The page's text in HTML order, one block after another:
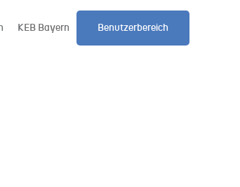
KEB Bayern Benutzerbereich